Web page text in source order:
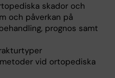
skador och
och påverkan på
prognos samt
vid ortopediska